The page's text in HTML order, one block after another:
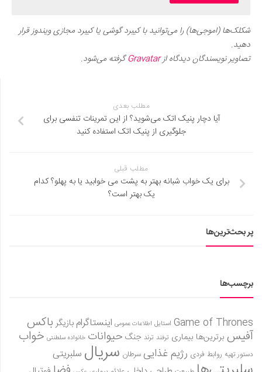
شکلک‌ها (اموجی‌ها) را می‌توانید با کیبرد گوشی یا کیبرد مجازی ویندوز قرار
دهید.
تصاویر نویسندگان دیدگاه ازGravatarگرفته می‌شود.
مطلب بعدی
آیا دچار پنیک اتک می‌شوید؟ از این تمرینات تنفسی برای
جلوگیری از پنیک اتک استفاده کنید
مطلب قبلی
برای یک خواب شبانه بهتر به پشت می خوابید یا به پهلو؟ کدام
یک بهتر است؟
پر بحث‌ترین‌ها
برچسب‌ها
Game of Thrones استایل اطلاعات عمومی اینستاگرام بازیگر باکس
آفیس برترین‌ها بیماری ترفند ترند جنگ حیوانات خانواده سلطنتی خواب
دستور تهیه روابط فردی رژیم غذاییسرطان سریال سلبریتی